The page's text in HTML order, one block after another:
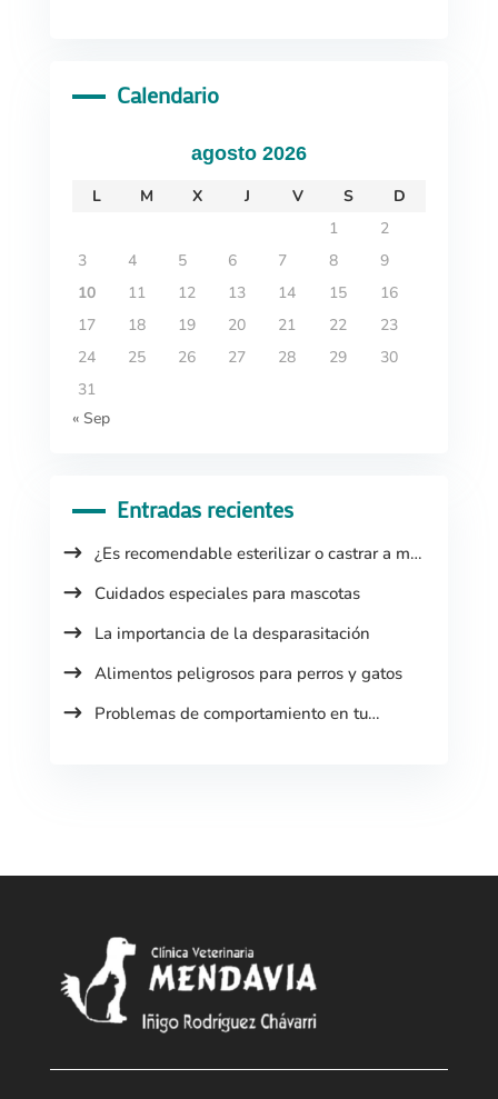
Calendario
agosto 2026
L M X J V S
D
1
2
3
4 5 6 7 8
9
10
11 12 13 14 15
16
17
18 19 20 21 22
23
24
25 26 27 28 29
30
31
« Sep
Entradas recientes
¿Es recomendable esterilizar o castrar a mi
Cuidados especiales para mascotas
La importancia de la desparasitación
Alimentos peligrosos para perros y gatos
Problemas de comportamiento en tu